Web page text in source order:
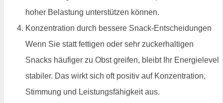
hoher Belastung unterstützen können.
Konzentration durch bessere Snack-Entscheidungen
Wenn Sie statt fettigen oder sehr zuckerhaltigen
Snacks häufiger zu Obst greifen, bleibt Ihr Energielevel
stabiler. Das wirkt sich oft positiv auf Konzentration,
Stimmung und Leistungsfähigkeit aus.